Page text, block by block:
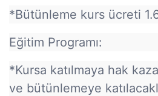
*Bütünleme kurs ücreti
Eğitim Programı:
*Kursa katılmaya hak
ve bütünlemeye